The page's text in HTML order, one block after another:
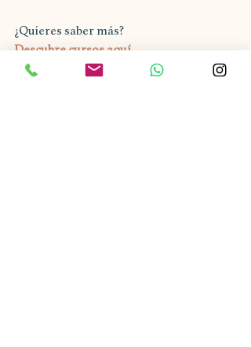
¿Quieres saber más?
Descubre cursos aquí